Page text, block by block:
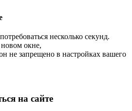
несколько секунд.
окне,
не запрещено в настройках вашего
на сайте